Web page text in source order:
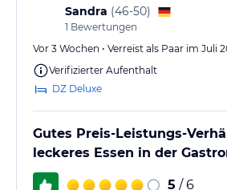
Sandra (46-50)
1 Bewertungen
Vor 3 Wochen • Verreist als Paar im Juli
Verifizierter Aufenthalt
DZ Deluxe
Gutes Preis-Leistungs-
leckeres Essen in der
5 / 6